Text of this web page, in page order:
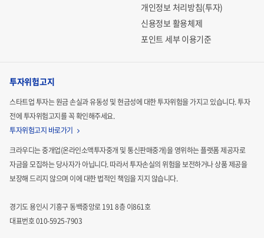
개인정보 처리방침(투자)
신용정보 활용체제
포인트 세부 이용기준
투자위험고지
스타트업 투자는 원금 손실과 유동성 및 현금성에 대한 투자위험을 가지고 있습니다.투자
전에 투자위험고지를 꼭 확인해주세요.
투자위험고지 바로가기
크라우디는 중개업(온라인소액투자중개 및 통신판매중개)을 영위하는 플랫폼 제공자로
자금을 모집하는당사자가 아닙니다. 따라서 투자손실의 위험을 보전하거나 상품 제공을
보장해 드리지 않으며 이에 대한 법적인 책임을 지지 않습니다.
경기도 용인시 기흥구 동백중앙로 191 8층 이861호
대표번호 010-5925-7903